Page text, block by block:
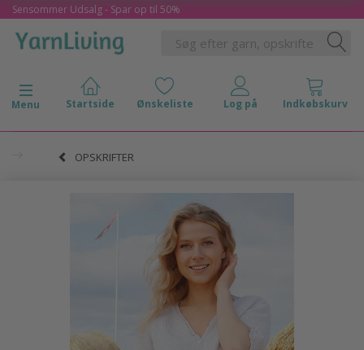
Sensommer Udsalg - Spar op til 50%
Skifte navigation
Menu
OPSKRIFTER